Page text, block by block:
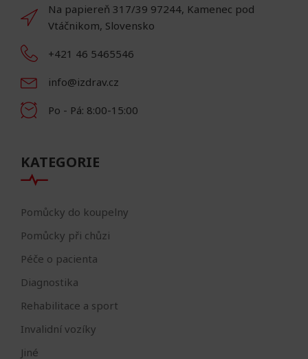
Na papiereň 317/39 97244, Kamenec pod
Vtáčnikom, Slovensko
+421 46 5465546
info@izdrav.cz
Po - Pá: 8:00-15:00
KATEGORIE
Pomůcky do koupelny
Pomůcky při chůzi
Péče o pacienta
Diagnostika
Rehabilitace a sport
Invalidní vozíky
Jiné